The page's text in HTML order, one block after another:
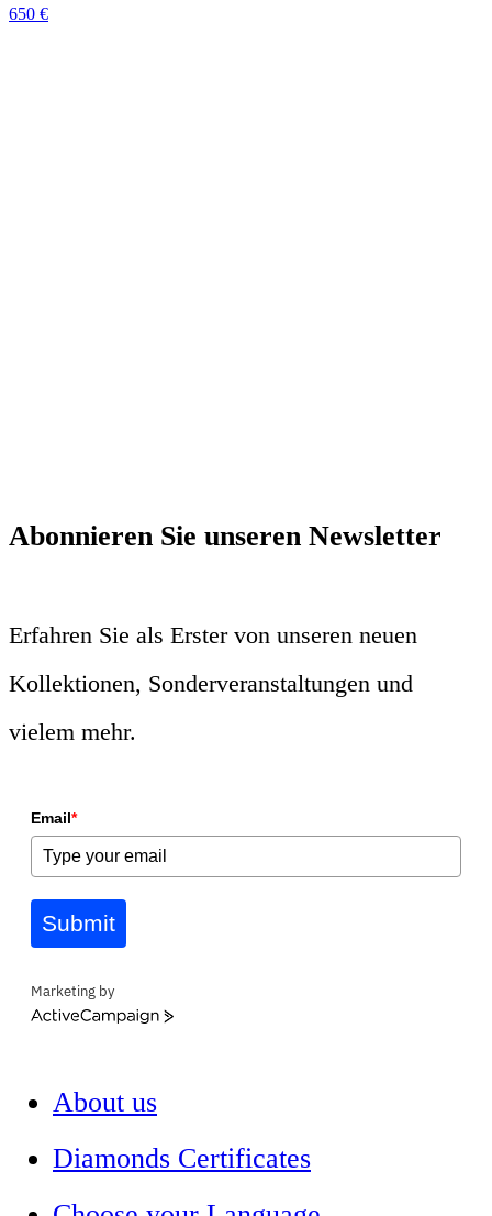
650 €
Abonnieren Sie unseren Newsletter
Erfahren Sie als Erster von unseren neuen
Kollektionen, Sonderveranstaltungen und
vielem mehr.
Email*
Submit
Marketing by
ActiveCampaign
About us
Diamonds Certificates